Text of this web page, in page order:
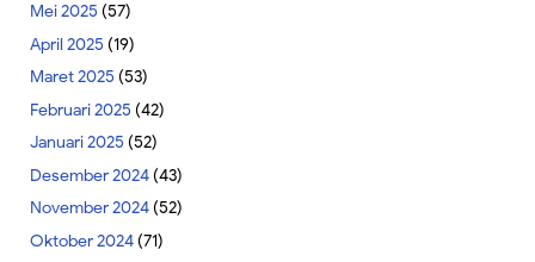
Mei 2025 (57)
April 2025 (19)
Maret 2025 (53)
Februari 2025 (42)
Januari 2025 (52)
Desember 2024(43)
November 2024(52)
Oktober 2024(71)